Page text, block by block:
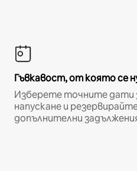
Гъвкавост, от която се
Изберете точните дати
напускане и
допълнителни